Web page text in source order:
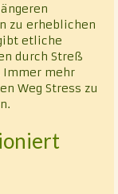
zu erheblichen
etliche
durch Streß
Immer mehr
Weg Stress zu